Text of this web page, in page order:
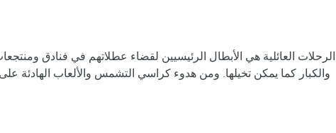
الرحلات العائلية هي الأبطال الرئيسيين لقضاء عطلاتهم في فنادق
والكبار كما يمكن تخيلها. ومن هدوء كراسي التشمس والألعاب الهادئة